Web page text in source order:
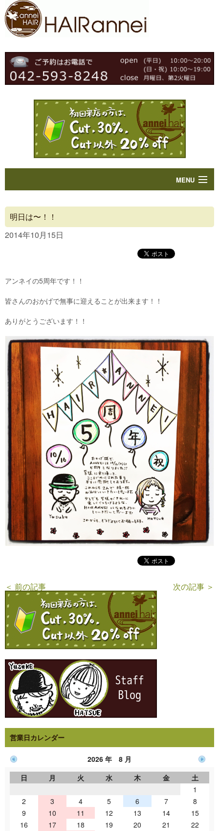
MENU
Concept
Blog
Contact
明日は〜！！
2014年10月15日
アンネイの5周年です！！
皆さんのおかげで無事に迎えることが出来ます！！
ありがとうございます！！
＜ 前の記事 次の記事 ＞
営業日カレンダー
2026 年 8 月
日
月 火 水 木 金
土
1
2
3 4 5 6 7
8
9
10 11 12 13 14
15
16
17 18 19 20 21
22